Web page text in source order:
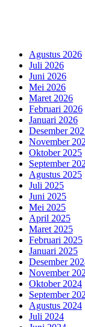
Agustus 2026
Juli 2026
Juni 2026
Mei 2026
Maret 2026
Februari 2026
Januari 2026
Desember
November
Oktober 2025
September
Agustus 2025
Juli 2025
Juni 2025
Mei 2025
April 2025
Maret 2025
Februari 2025
Januari 2025
Desember
November
Oktober 2024
September
Agustus 2024
Juli 2024